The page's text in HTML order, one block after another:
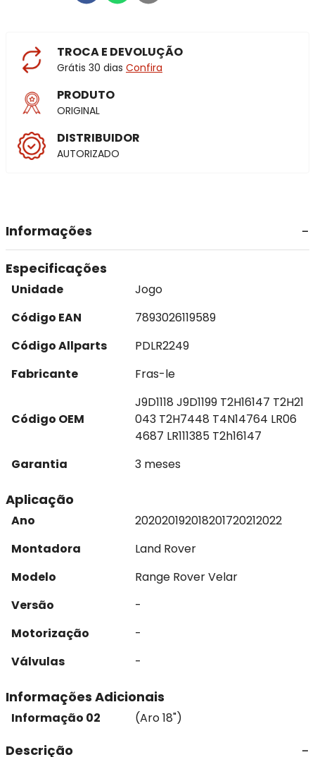
TROCA E DEVOLUÇÃO
Grátis 30 dias Confira
PRODUTO
ORIGINAL
DISTRIBUIDOR
AUTORIZADO
Informações
Especificações
Unidade
Jogo
Código EAN
7893026119589
Código Allparts
PDLR2249
Fabricante
Fras-le
Código OEM
J9D1118 J9D1199 T2H16147 T2H21
043 T2H7448 T4N14764 LR06
4687 LR111385 T2h16147
Garantia
3 meses
Aplicação
Ano 202020192018201720212022
Montadora
Land Rover
Modelo
Range Rover Velar
Versão
-
Motorização
-
Válvulas
-
Informações Adicionais
Informação 02 (Aro 18")
Descrição